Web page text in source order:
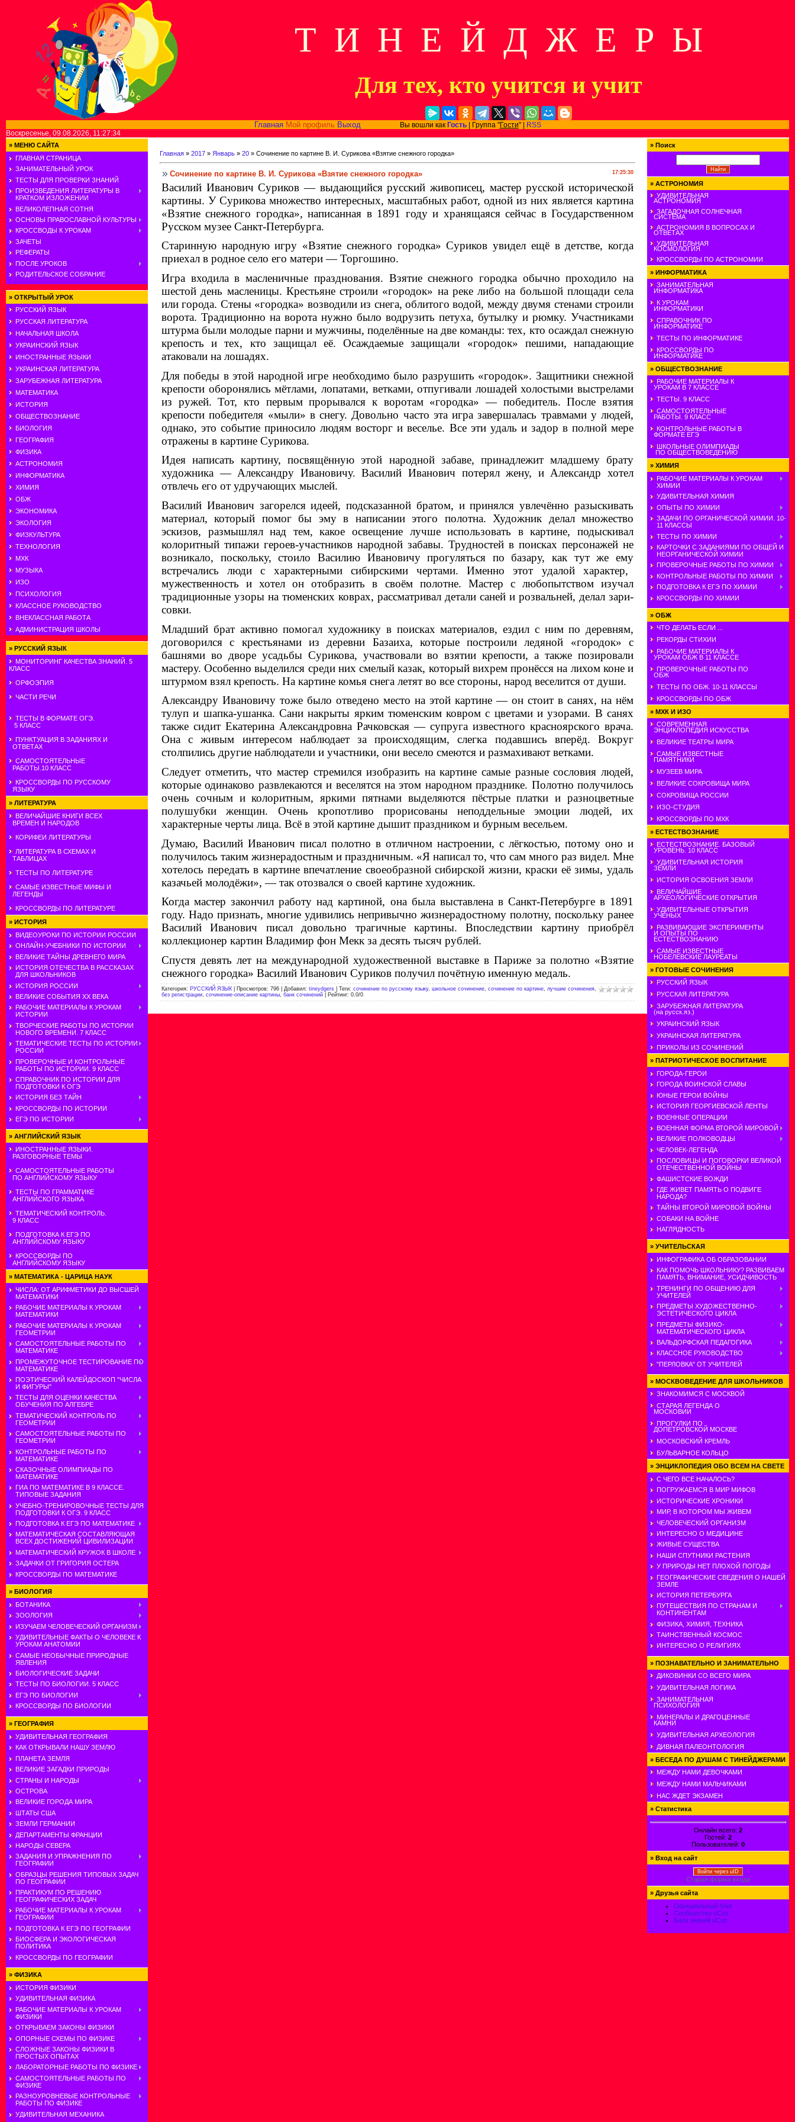
Т И Н Е Й Д Ж Е Р Ы
Для тех, кто учится и учит
Главная Мой профиль ВыходВы вошли как Гость| Группа "Гости" |
RSS
Воскресенье, 09.08.2026, 11:27:34
» МЕНЮ САЙТА
ГЛАВНАЯ СТРАНИЦА
ЗАНИМАТЕЛЬНЫЙ УРОК
ТЕСТЫ ДЛЯ ПРОВЕРКИ ЗНАНИЙ
ПРОИЗВЕДЕНИЯ ЛИТЕРАТУРЫ В
КРАТКОМ ИЗЛОЖЕНИИ
ВЕЛИКОЛЕПНАЯ СОТНЯ
ОСНОВЫ ПРАВОСЛАВНОЙ КУЛЬТУРЫ
КРОССВОДЫ К УРОКАМ
ЗАЧЕТЫ
РЕФЕРАТЫ
ПОСЛЕ УРОКОВ
РОДИТЕЛЬСКОЕ СОБРАНИЕ
» ОТКРЫТЫЙ УРОК
РУССКИЙ ЯЗЫК
РУССКАЯ ЛИТЕРАТУРА
НАЧАЛЬНАЯ ШКОЛА
УКРАИНСКИЙ ЯЗЫК
ИНОСТРАННЫЕ ЯЗЫКИ
УКРАИНСКАЯ ЛИТЕРАТУРА
ЗАРУБЕЖНАЯ ЛИТЕРАТУРА
МАТЕМАТИКА
ИСТОРИЯ
ОБЩЕСТВОЗНАНИЕ
БИОЛОГИЯ
ГЕОГРАФИЯ
ФИЗИКА
АСТРОНОМИЯ
ИНФОРМАТИКА
ХИМИЯ
ОБЖ
ЭКОНОМИКА
ЭКОЛОГИЯ
ФИЗКУЛЬТУРА
ТЕХНОЛОГИЯ
МХК
МУЗЫКА
ИЗО
ПСИХОЛОГИЯ
КЛАССНОЕ РУКОВОДСТВО
ВНЕКЛАССНАЯ РАБОТА
АДМИНИСТРАЦИЯ ШКОЛЫ
» РУССКИЙ ЯЗЫК
МОНИТОРИНГ КАЧЕСТВА ЗНАНИЙ. 5
КЛАСС
ОРФОЭПИЯ
ЧАСТИ РЕЧИ
ТЕСТЫ В ФОРМАТЕ ОГЭ.
5 КЛАСС
ПУНКТУАЦИЯ В ЗАДАНИЯХ И
ОТВЕТАХ
САМОСТОЯТЕЛЬНЫЕ
РАБОТЫ.10 КЛАСС
КРОССВОРДЫ ПО РУССКОМУ
ЯЗЫКУ
» ЛИТЕРАТУРА
ВЕЛИЧАЙШИЕ КНИГИ ВСЕХ
ВРЕМЕН И НАРОДОВ
КОРИФЕИ ЛИТЕРАТУРЫ
ЛИТЕРАТУРА В СХЕМАХ И
ТАБЛИЦАХ
ТЕСТЫ ПО ЛИТЕРАТУРЕ
САМЫЕ ИЗВЕСТНЫЕ МИФЫ И
ЛЕГЕНДЫ
КРОССВОРДЫ ПО ЛИТЕРАТУРЕ
» ИСТОРИЯ
ВИДЕОУРОКИ ПО ИСТОРИИ РОССИИ
ОНЛАЙН-УЧЕБНИКИ ПО ИСТОРИИ
ВЕЛИКИЕ ТАЙНЫ ДРЕВНЕГО МИРА
ИСТОРИЯ ОТЕЧЕСТВА В РАССКАЗАХ
ДЛЯ ШКОЛЬНИКОВ
ИСТОРИЯ РОССИИ
ВЕЛИКИЕ СОБЫТИЯ ХХ ВЕКА
РАБОЧИЕ МАТЕРИАЛЫ К УРОКАМ
ИСТОРИИ
ТВОРЧЕСКИЕ РАБОТЫ ПО ИСТОРИИ
НОВОГО ВРЕМЕНИ. 7 КЛАСС
ТЕМАТИЧЕСКИЕ ТЕСТЫ ПО ИСТОРИИ
РОССИИ
ПРОВЕРОЧНЫЕ И КОНТРОЛЬНЫЕ
РАБОТЫ ПО ИСТОРИИ. 9 КЛАСС
СПРАВОЧНИК ПО ИСТОРИИ ДЛЯ
ПОДГОТОВКИ К ОГЭ
ИСТОРИЯ БЕЗ ТАЙН
КРОССВОРДЫ ПО ИСТОРИИ
ЕГЭ ПО ИСТОРИИ
» АНГЛИЙСКИЙ ЯЗЫК
ИНОСТРАННЫЕ ЯЗЫКИ.
РАЗГОВОРНЫЕ ТЕМЫ
САМОСТОЯТЕЛЬНЫЕ РАБОТЫ
ПО АНГЛИЙСКОМУ ЯЗЫКУ
ТЕСТЫ ПО ГРАММАТИКЕ
АНГЛИЙСКОГО ЯЗЫКА
ТЕМАТИЧЕСКИЙ КОНТРОЛЬ.
9 КЛАСС
ПОДГОТОВКА К ЕГЭ ПО
АНГЛИЙСКОМУ ЯЗЫКУ
КРОССВОРДЫ ПО
АНГЛИЙСКОМУ ЯЗЫКУ
» МАТЕМАТИКА - ЦАРИЦА НАУК
ЧИСЛА: ОТ АРИФМЕТИКИ ДО ВЫСШЕЙ
МАТЕМАТИКИ
РАБОЧИЕ МАТЕРИАЛЫ К УРОКАМ
МАТЕМАТИКИ
РАБОЧИЕ МАТЕРИАЛЫ К УРОКАМ
ГЕОМЕТРИИ
САМОСТОЯТЕЛЬНЫЕ РАБОТЫ ПО
МАТЕМАТИКЕ
ПРОМЕЖУТОЧНОЕ ТЕСТИРОВАНИЕ ПО
МАТЕМАТИКЕ
ПОЭТИЧЕСКИЙ КАЛЕЙДОСКОП "ЧИСЛА
И ФИГУРЫ"
ТЕСТЫ ДЛЯ ОЦЕНКИ КАЧЕСТВА
ОБУЧЕНИЯ ПО АЛГЕБРЕ
ТЕМАТИЧЕСКИЙ КОНТРОЛЬ ПО
ГЕОМЕТРИИ
САМОСТОЯТЕЛЬНЫЕ РАБОТЫ ПО
ГЕОМЕТРИИ
КОНТРОЛЬНЫЕ РАБОТЫ ПО
МАТЕМАТИКЕ
СКАЗОЧНЫЕ ОЛИМПИАДЫ ПО
МАТЕМАТИКЕ
ГИА ПО МАТЕМАТИКЕ В 9 КЛАССЕ.
ТИПОВЫЕ ЗАДАНИЯ
УЧЕБНО-ТРЕНИРОВОЧНЫЕ ТЕСТЫ ДЛЯ
ПОДГОТОВКИ К ОГЭ. 9 КЛАСС
ПОДГОТОВКА К ЕГЭ ПО МАТЕМАТИКЕ
МАТЕМАТИЧЕСКАЯ СОСТАВЛЯЮЩАЯ
ВСЕХ ДОСТИЖЕНИЙ ЦИВИЛИЗАЦИИ
МАТЕМАТИЧЕСКИЙ КРУЖОК В ШКОЛЕ
ЗАДАЧКИ ОТ ГРИГОРИЯ ОСТЕРА
КРОССВОРДЫ ПО МАТЕМАТИКЕ
» БИОЛОГИЯ
БОТАНИКА
ЗООЛОГИЯ
ИЗУЧАЕМ ЧЕЛОВЕЧЕСКИЙ ОРГАНИЗМ
УДИВИТЕЛЬНЫЕ ФАКТЫ О ЧЕЛОВЕКЕ К
УРОКАМ АНАТОМИИ
САМЫЕ НЕОБЫЧНЫЕ ПРИРОДНЫЕ
ЯВЛЕНИЯ
БИОЛОГИЧЕСКИЕ ЗАДАЧИ
ТЕСТЫ ПО БИОЛОГИИ. 5 КЛАСС
ЕГЭ ПО БИОЛОГИИ
КРОССВОРДЫ ПО БИОЛОГИИ
» ГЕОГРАФИЯ
УДИВИТЕЛЬНАЯ ГЕОГРАФИЯ
КАК ОТКРЫВАЛИ НАШУ ЗЕМЛЮ
ПЛАНЕТА ЗЕМЛЯ
ВЕЛИКИЕ ЗАГАДКИ ПРИРОДЫ
СТРАНЫ И НАРОДЫ
ОСТРОВА
ВЕЛИКИЕ ГОРОДА МИРА
ШТАТЫ США
ЗЕМЛИ ГЕРМАНИИ
ДЕПАРТАМЕНТЫ ФРАНЦИИ
НАРОДЫ СЕВЕРА
ЗАДАНИЯ И УПРАЖНЕНИЯ ПО
ГЕОГРАФИИ
ОБРАЗЦЫ РЕШЕНИЯ ТИПОВЫХ ЗАДАЧ
ПО ГЕОГРАФИИ
ПРАКТИКУМ ПО РЕШЕНИЮ
ГЕОГРАФИЧЕСКИХ ЗАДАЧ
РАБОЧИЕ МАТЕРИАЛЫ К УРОКАМ
ГЕОГРАФИИ
ПОДГОТОВКА К ЕГЭ ПО ГЕОГРАФИИ
БИОСФЕРА И ЭКОЛОГИЧЕСКАЯ
ПОЛИТИКА
КРОССВОРДЫ ПО ГЕОГРАФИИ
» ФИЗИКА
ИСТОРИЯ ФИЗИКИ
УДИВИТЕЛЬНАЯ ФИЗИКА
РАБОЧИЕ МАТЕРИАЛЫ К УРОКАМ
ФИЗИКИ
ОТКРЫВАЕМ ЗАКОНЫ ФИЗИКИ
ОПОРНЫЕ СХЕМЫ ПО ФИЗИКЕ
СЛОЖНЫЕ ЗАКОНЫ ФИЗИКИ В
ПРОСТЫХ ОПЫТАХ
ЛАБОРАТОРНЫЕ РАБОТЫ ПО ФИЗИКЕ
САМОСТОЯТЕЛЬНЫЕ РАБОТЫ ПО
ФИЗИКЕ
РАЗНОУРОВНЕВЫЕ КОНТРОЛЬНЫЕ
РАБОТЫ ПО ФИЗИКЕ
УДИВИТЕЛЬНАЯ МЕХАНИКА
Главная » 2017 » Январь » 20 » Сочинение по картине В. И. Сурикова «Взятие снежного городка»
17:25:30
Сочинение по картине В. И. Сурикова «Взятие снежного городка»
Василий Иванович Суриков — выдающийся рус­ский живописец, мастер русской исторической
карти­ны. У Сурикова множество интересных, масштабных работ, одной из них является картина
«Взятие снеж­ного городка», написанная в 1891 году и хранящаяся сейчас в Государственном
Русском музее Санкт-Пе­тербурга.
Старинную народную игру «Взятие снежного го­родка» Суриков увидел ещё в детстве, когда
приехал в родное село его матери — Торгошино.
Игра входила в масленичные празднования. Взя­тие снежного городка обычно проходило на
шестой день масленицы. Крестьяне строили «городок» на реке либо на большой площади села
или города. Стены «городка» возводили из снега, облитого водой, между двумя стенами строили
ворота. Традиционно на воро­та нужно было водрузить петуха, бутылку и рюмку. Участниками
штурма были молодые парни и мужчины, поделённые на две команды: тех, кто осаждал снеж­ную
крепость и тех, кто защищал её. Осаждаемые защищали «городок» пешими, нападающие
атаковали на лошадях.
Для победы в этой народной игре необходимо было разрушить «городок». Защитники снежной
крепости оборонялись мётлами, лопатами, ветками, отпугива­ли лошадей холостыми выстрелами
из ружей. Тот, кто первым прорывался к воротам «городка» — по­бедитель. После взятия
крепости победителя «мыли» в снегу. Довольно часто эта игра завершалась трав­мами у людей,
однако, это событие приносило людям восторг и веселье. Все эти удаль и задор в полной мере
отражены в картине Сурикова.
Идея написать картину, посвящённую этой на­родной забаве, принадлежит младшему брату
худож­ника — Александру Ивановичу. Василий Иванович потерял жену, и Александр хотел
отвлечь его от удручающих мыслей.
Василий Иванович загорелся идеей, подсказанной братом, и принялся увлечённо разыскивать
материал, который помог бы эму в написании этого полотна. Художник делал множество
эскизов, размышлял над тем, какое освещение лучше использовать в картине, подыскивал
колоритный типажи героев-участников народной забавы. Трудностей в поисках персонажей не
возникало, поскольку, стоило Василию Ивановичу прогуляться по базару, как тутже ему
встречалисьлюди с характерными сибирскими чертами. Именно этот удалой характер,
мужественность и хотел он отобразить в своём полотне. Мастер с любопытством изучал
традиционные узоры на тюменских коврах, рассматривал детали саней и розвальней, делал зари­
совки.
Младший брат активно помогал художнику в поис­ках материалов, ездил с ним по деревням,
договорился с крестьянами из деревни Базаиха, которые постро­или ледяной «городок» с
башнями во дворе усадьбы Сурикова, участвовали во взятии крепости, а также позировали
мастеру. Особенно выделился среди них смелый казак, который вихрем пронёсся на лихом коне и
штурмом взял крепость. На картине комья снега летят во все стороны, народ веселится от души.
Александру Ивановичу тоже было отведено ме­сто на этой картине — он стоит в санях, на нём
тулуп и шапка-ушанка. Сани накрыты ярким тюмен­ским ковром с цветами и узорами. В санях
также сидит Екатерина Александровна Рачковская — су­пруга известного красноярского врача.
Она с живым интересом наблюдает за происходящим, слегка подав­шись вперёд. Вокруг
столпились другие наблюдатели и участники, они весело смеются и размахивают ветками.
Следует отметить, что мастер стремился изоб­разить на картине самые разные сословия людей,
которые одинаково развлекаются и веселятся на этом народном празднике. Полотно получилось
очень соч­ным и колоритным, яркими пятнами выделяются пёстрые платки и разноцветные
полушубки женщин. Очень кропотливо прорисованы неподдельные эмо­ции людей, их
характерные черты лица. Всё в этой картине дышит праздником и бурным весельем.
Думаю, Василий Иванович писал полотно в от­личном настроении, с лёгкостью, потому оно и
полу­чилось таким жизнерадостным и праздничным. «Я написал то, что сам много раз видел. Мне
хотелось пе­редать в картине впечатление своеобразной сибирской жизни, краски её зимы, удаль
казачьей молодёжи», — так отозвался о своей картине художник.
Когда мастер закончил работу над картиной, она была выставлена в Санкт-Петербурге в 1891
году. Надо признать, многие удивились непривычно жизне­радостному полотну, поскольку ранее
Василий Ивано­вич писал довольно трагичные картины. Впоследствии картину приобрёл
коллекционер картин Владимир фон Мекк за десять тысяч рублей.
Спустя девять лет на международной художествен­ной выставке в Париже за полотно «Взятие
снежного городка» Василий Иванович Суриков получил почёт­ную именную медаль.
Категория: РУССКИЙ ЯЗЫК Просмотров: 796 Добавил: tineydgers Теги: сочинение по русскому языку, школьное сочинение сочинение по картине лучшие сочинения
без регистрации сочинение-описание картины банк сочинений Рейтинг: 0.0/0
» Поиск
» АСТРОНОМИЯ
УДИВИТЕЛЬНАЯ
АСТРОНОМИЯ
ЗАГАДОЧНАЯ СОЛНЕЧНАЯ
СИСТЕМА
АСТРОНОМИЯ В ВОПРОСАХ И
ОТВЕТАХ
УДИВИТЕЛЬНАЯ
КОСМОЛОГИЯ
КРОССВОРДЫ ПО АСТРОНОМИИ
» ИНФОРМАТИКА
ЗАНИМАТЕЛЬНАЯ
ИНФОРМАТИКА
К УРОКАМ
ИНФОРМАТИКИ
СПРАВОЧНИК ПО
ИНФОРМАТИКЕ
ТЕСТЫ ПО ИНФОРМАТИКЕ
КРОССВОРДЫ ПО
ИНФОРМАТИКЕ
» ОБЩЕСТВОЗНАНИЕ
РАБОЧИЕ МАТЕРИАЛЫ К
УРОКАМ В 7 КЛАССЕ
ТЕСТЫ. 9 КЛАСС
САМОСТОЯТЕЛЬНЫЕ
РАБОТЫ. 9 КЛАСС
КОНТРОЛЬНЫЕ РАБОТЫ В
ФОРМАТЕ ЕГЭ
ШКОЛЬНЫЕ ОЛИМПИАДЫ
ПО ОБЩЕСТВОВЕДЕНИЮ
» ХИМИЯ
РАБОЧИЕ МАТЕРИАЛЫ К УРОКАМ
ХИМИИ
УДИВИТЕЛЬНАЯ ХИМИЯ
ОПЫТЫ ПО ХИМИИ
ЗАДАЧИ ПО ОРГАНИЧЕСКОЙ ХИМИИ. 10-
11 КЛАССЫ
ТЕСТЫ ПО ХИМИИ
КАРТОЧКИ С ЗАДАНИЯМИ ПО ОБЩЕЙ И
НЕОРГАНИЧЕСКОЙ ХИМИИ
ПРОВЕРОЧНЫЕ РАБОТЫ ПО ХИМИИ
КОНТРОЛЬНЫЕ РАБОТЫ ПО ХИМИИ
ПОДГОТОВКА К ЕГЭ ПО ХИМИИ
КРОССВОРДЫ ПО ХИМИИ
» ОБЖ
ЧТО ДЕЛАТЬ ЕСЛИ ...
РЕКОРДЫ СТИХИИ
РАБОЧИЕ МАТЕРИАЛЫ К
УРОКАМ ОБЖ В 11 КЛАССЕ
ПРОВЕРОЧНЫЕ РАБОТЫ ПО
ОБЖ
ТЕСТЫ ПО ОБЖ. 10-11 КЛАССЫ
КРОССВОРДЫ ПО ОБЖ
» МХК И ИЗО
СОВРЕМЕННАЯ
ЭНЦИКЛОПЕДИЯ ИСКУССТВА
ВЕЛИКИЕ ТЕАТРЫ МИРА
САМЫЕ ИЗВЕСТНЫЕ
ПАМЯТНИКИ
МУЗЕЕВ МИРА
ВЕЛИКИЕ СОКРОВИЩА МИРА
СОКРОВИЩА РОССИИ
ИЗО-СТУДИЯ
КРОССВОРДЫ ПО МХК
» ЕСТЕСТВОЗНАНИЕ
ЕСТЕСТВОЗНАНИЕ. БАЗОВЫЙ
УРОВЕНЬ. 10 КЛАСС
УДИВИТЕЛЬНАЯ ИСТОРИЯ
ЗЕМЛИ
ИСТОРИЯ ОСВОЕНИЯ ЗЕМЛИ
ВЕЛИЧАЙШИЕ
АРХЕОЛОГИЧЕСКИЕ ОТКРЫТИЯ
УДИВИТЕЛЬНЫЕ ОТКРЫТИЯ
УЧЕНЫХ
РАЗВИВАЮШИЕ ЭКСПЕРИМЕНТЫ
И ОПЫТЫ ПО
ЕСТЕСТВОЗНАНИЮ
САМЫЕ ИЗВЕСТНЫЕ
НОБЕЛЕВСКИЕ ЛАУРЕАТЫ
» ГОТОВЫЕ СОЧИНЕНИЯ
РУССКИЙ ЯЗЫК
РУССКАЯ ЛИТЕРАТУРА
ЗАРУБЕЖНАЯ ЛИТЕРАТУРА
(на русск.яз.)
УКРАИНСКИЙ ЯЗЫК
УКРАИНСКАЯ ЛИТЕРАТУРА
ПРИКОЛЫ ИЗ СОЧИНЕНИЙ
» ПАТРИОТИЧЕСКОЕ ВОСПИТАНИЕ
ГОРОДА-ГЕРОИ
ГОРОДА ВОИНСКОЙ СЛАВЫ
ЮНЫЕ ГЕРОИ ВОЙНЫ
ИСТОРИЯ ГЕОРГИЕВСКОЙ ЛЕНТЫ
ВОЕННЫЕ ОПЕРАЦИИ
ВОЕННАЯ ФОРМА ВТОРОЙ МИРОВОЙ
ВЕЛИКИЕ ПОЛКОВОДЦЫ
ЧЕЛОВЕК-ЛЕГЕНДА
ПОСЛОВИЦЫ И ПОГОВОРКИ ВЕЛИКОЙ
ОТЕЧЕСТВЕННОЙ ВОЙНЫ
ФАШИСТСКИЕ ВОЖДИ
ГДЕ ЖИВЕТ ПАМЯТЬ О ПОДВИГЕ
НАРОДА?
ТАЙНЫ ВТОРОЙ МИРОВОЙ ВОЙНЫ
СОБАКИ НА ВОЙНЕ
НАГЛЯДНОСТЬ
» УЧИТЕЛЬСКАЯ
ИНФОГРАФИКА ОБ ОБРАЗОВАНИИ
КАК ПОМОЧЬ ШКОЛЬНИКУ? РАЗВИВАЕМ
ПАМЯТЬ, ВНИМАНИЕ, УСИДЧИВОСТЬ
ТРЕНИНГИ ПО ОБЩЕНИЮ ДЛЯ
УЧИТЕЛЕЙ
ПРЕДМЕТЫ ХУДОЖЕСТВЕННО-
ЭСТЕТИЧЕСКОГО ЦИКЛА
ПРЕДМЕТЫ ФИЗИКО-
МАТЕМАТИЧЕСКОГО ЦИКЛА
ВАЛЬДОРФСКАЯ ПЕДАГОГИКА
КЛАССНОЕ РУКОВОДСТВО
"ПЕРЛОВКА" ОТ УЧИТЕЛЕЙ
» МОСКВОВЕДЕНИЕ ДЛЯ ШКОЛЬНИКОВ
ЗНАКОМИМСЯ С МОСКВОЙ
СТАРАЯ ЛЕГЕНДА О
МОСКОВИИ
ПРОГУЛКИ ПО
ДОПЕТРОВСКОЙ МОСКВЕ
МОСКОВСКИЙ КРЕМЛЬ
БУЛЬВАРНОЕ КОЛЬЦО
» ЭНЦИКЛОПЕДИЯ ОБО ВСЕМ НА СВЕТЕ
С ЧЕГО ВСЕ НАЧАЛОСЬ?
ПОГРУЖАЕМСЯ В МИР МИФОВ
ИСТОРИЧЕСКИЕ ХРОНИКИ
МИР, В КОТОРОМ МЫ ЖИВЕМ
ЧЕЛОВЕЧЕСКИЙ ОРГАНИЗМ
ИНТЕРЕСНО О МЕДИЦИНЕ
ЖИВЫЕ СУЩЕСТВА
НАШИ СПУТНИКИ РАСТЕНИЯ
У ПРИРОДЫ НЕТ ПЛОХОЙ ПОГОДЫ
ГЕОГРАФИЧЕСКИЕ СВЕДЕНИЯ О НАШЕЙ
ЗЕМЛЕ
ИСТОРИЯ ПЕТЕРБУРГА
ПУТЕШЕСТВИЯ ПО СТРАНАМ И
КОНТИНЕНТАМ
ФИЗИКА, ХИМИЯ, ТЕХНИКА
ТАИНСТВЕННЫЙ КОСМОС
ИНТЕРЕСНО О РЕЛИГИЯХ
» ПОЗНАВАТЕЛЬНО И ЗАНИМАТЕЛЬНО
ДИКОВИНКИ СО ВСЕГО МИРА
УДИВИТЕЛЬНАЯ ЛОГИКА
ЗАНИМАТЕЛЬНАЯ
ПСИХОЛОГИЯ
МИНЕРАЛЫ И ДРАГОЦЕННЫЕ
КАМНИ
УДИВИТЕЛЬНАЯ АРХЕОЛОГИЯ
ДИВНАЯ ПАЛЕОНТОЛОГИЯ
» БЕСЕДА ПО ДУШАМ С ТИНЕЙДЖЕРАМИ
МЕЖДУ НАМИ ДЕВОЧКАМИ
МЕЖДУ НАМИ МАЛЬЧИКАМИ
НАС ЖДЕТ ЭКЗАМЕН
» Статистика
Онлайн всего: 2
Гостей: 2
Пользователей: 0
» Вход на сайт
Войти через uID
Старая форма входа
» Друзья сайта
Официальный блог
Сообщество uCoz
База знаний uCoz